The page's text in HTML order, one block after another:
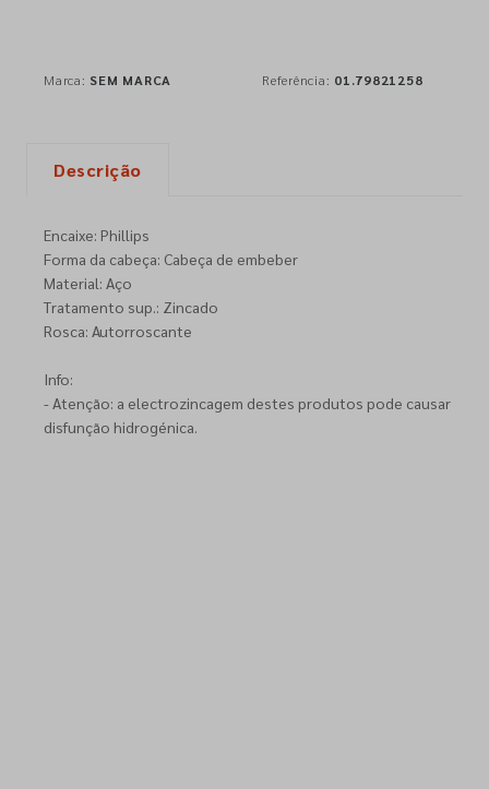
Marca: SEM MARCA Referência: 01.79821258
Descrição
Encaixe: Phillips
Forma da cabeça: Cabeça de embeber
Material: Aço
Tratamento sup.: Zincado
Rosca: Autorroscante
Info:
- Atenção: a electrozincagem destes produtos pode causar
disfunção hidrogénica.